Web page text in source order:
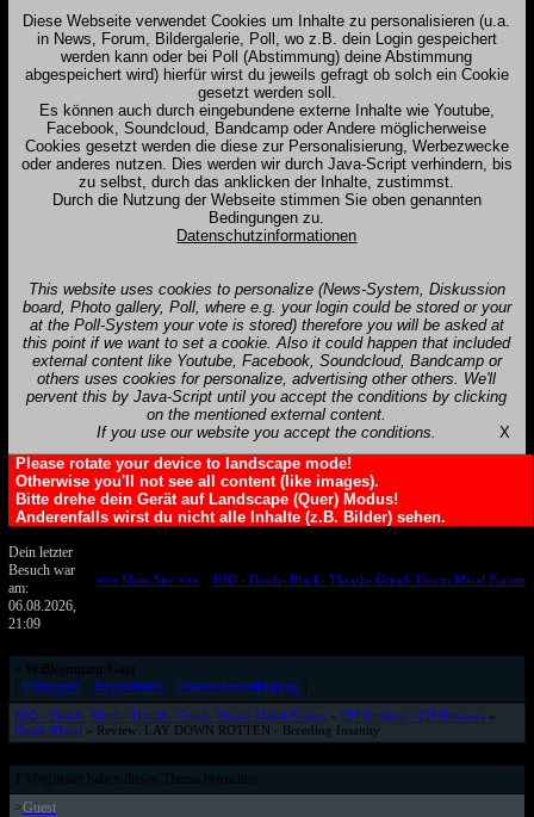
Diese Webseite verwendet Cookies um Inhalte zu personalisieren (u.a.
in News, Forum, Bildergalerie, Poll, wo z.B. dein Login gespeichert
werden kann oder bei Poll (Abstimmung) deine Abstimmung
abgespeichert wird) hierfür wirst du jeweils gefragt ob solch ein Cookie
gesetzt werden soll.
Es können auch durch eingebundene externe Inhalte wie Youtube,
Facebook, Soundcloud, Bandcamp oder Andere möglicherweise
Cookies gesetzt werden die diese zur Personalisierung, Werbezwecke
oder anderes nutzen. Dies werden wir durch Java-Script verhindern, bis
zu selbst, durch das anklicken der Inhalte, zustimmst.
Durch die Nutzung der Webseite stimmen Sie oben genannten
Bedingungen zu.
Datenschutzinformationen
This website uses cookies to personalize (News-System, Diskussion
board, Photo gallery, Poll, where e.g. your login could be stored or your
at the Poll-System your vote is stored) therefore you will be asked at
this point if we want to set a cookie. Also it could happen that included
external content like Youtube, Facebook, Soundcloud, Bandcamp or
others uses cookies for personalize, advertising other others. We'll
pervent this by Java-Script until you accept the conditions by clicking
on the mentioned external content.
If you use our website you accept the conditions.
X
Please rotate your device to landscape mode!
Otherwise you'll not see all content (like images).
Bitte drehe dein Gerät auf Landscape (Quer) Modus!
Anderenfalls wirst du nicht alle Inhalte (z.B. Bilder) sehen.
Dein letzter
Besuch war
am:
06.08.2026,
21:09
+++ Main Site +++:: HIO - Death- Black- Thrash- Grind- Doom Metal Forum
» Willkommen Gast
Einloggen:: Registrieren:: Datenschutzerklärung]
HIO - Death- Black- Thrash- Grind- Doom Metal Forum » CD Kritiken / CD Reviews»
Death-Metal » Review: LAY DOWN ROTTEN - Breeding Insanity
Mitglieder haben dieses Thema betrachtet
>Guest